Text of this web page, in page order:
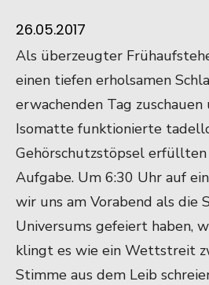
26.05.2017
Als überzeugter
einen tiefen erholsamen
erwachenden Tag zuschauen
Isomatte funktionierte
Gehörschutzstöpsel
Aufgabe. Um 6:30 Uhr auf
wir uns am Vorabend als die
Universums gefeiert haben,
klingt es wie ein Wettstreit
Stimme aus dem Leib